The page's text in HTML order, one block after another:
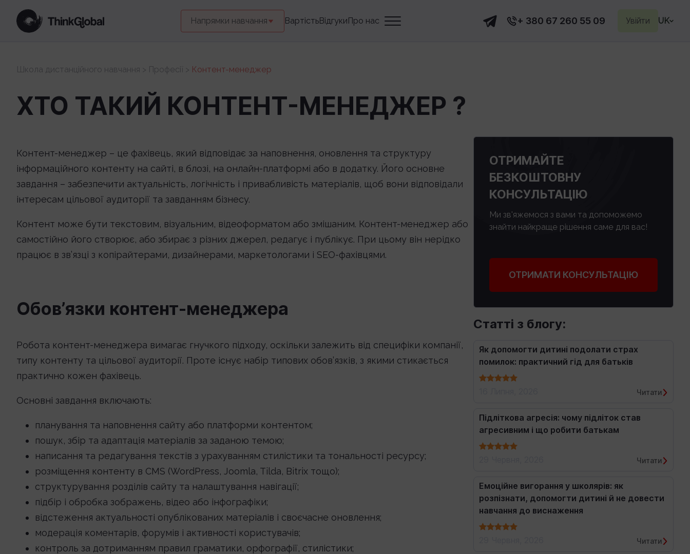
Напрямки навчання ВартістьВідгукиПро нас + 380 67 260 55 09 Увійти UK
Школа дистанційного навчання > Професії > Контент-менеджер
ХТО ТАКИЙ КОНТЕНТ-МЕНЕДЖЕР ?
Контент-менеджер – це фахівець, який відповідає за наповнення, оновлення та структуру
інформаційного контенту на сайті, в блозі, на онлайн-платформі або в додатку. Його основне
завдання – забезпечити актуальність, логічність і привабливість матеріалів, щоб вони відповідали
інтересам цільової аудиторії та завданням бізнесу.
Контент може бути текстовим, візуальним, відеоформатом або змішаним. Контент-менеджер або
самостійно його створює, або збирає з різних джерел, редагує і публікує. При цьому він нерідко
працює в зв’язці з копірайтерами, дизайнерами, маркетологами і SEO-фахівцями.
Обов’язки контент-менеджера
Робота контент-менеджера вимагає гнучкого підходу, оскільки залежить від специфіки компанії,
типу контенту та цільової аудиторії. Проте існує набір типових обов’язків, з якими стикається
практично кожен фахівець.
Основні завдання включають:
планування та наповнення сайту або платформи контентом;
пошук, збір та адаптація матеріалів за заданою темою;
написання та редагування текстів з урахуванням стилістики та тональності ресурсу;
розміщення контенту в CMS (WordPress, Joomla, Tilda, Bitrix тощо);
структурування розділів сайту та налаштування навігації;
підбір і обробка зображень, відео або інфографіки;
відстеження актуальності опублікованих матеріалів і своєчасне оновлення;
модерація коментарів, форумів і активності користувачів;
контроль за дотриманням правил граматики, орфографії, стилістики;
ОТРИМАЙТЕ
БЕЗКОШТОВНУ
КОНСУЛЬТАЦІЮ
Ми зв'яжемося з вами та допоможемо
знайти найкраще рішення саме для вас!
ОТРИМАТИ КОНСУЛЬТАЦІЮ
Статті з блогу:
Як допомогти дитині подолати страх
помилок: практичний гід для батьків
Читати
Підліткова агресія: чому підліток став
агресивним і що робити батькам
Читати
Емоційне вигорання у школярів: як
розпізнати, допомогти дитині й не довести
навчання до виснаження
Читати